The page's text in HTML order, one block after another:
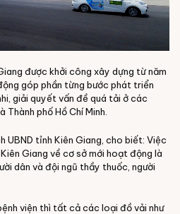
được khởi công xây dựng từ năm
góp phần từng bước phát triển
giải quyết vấn đề quá tải ở các
Thành phố Hồ Chí Minh.
UBND tỉnh Kiên Giang, cho biết: Việc
Giang về cơ sở mới hoạt động là
dân và đội ngũ thầy thuốc, người
viện thì tất cả các loại đồ vải như